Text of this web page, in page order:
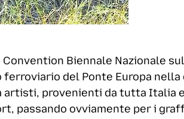
Biennale Nazionale
del Ponte Europa
provenienti da tutta Italia
passando ovviamente per i